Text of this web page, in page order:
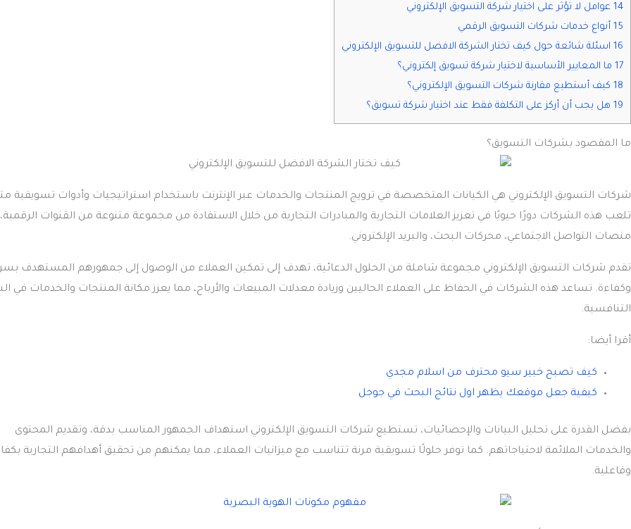
14 عوامل لا تؤثر على اختيار شركة التسويق الإلكتروني
15 أنواع خدمات شركات التسويق الرقمي
16 اسئلة شائعة حول كيف تختار الشركة الافضل للتسويق الإلكتروني
17 ما المعايير الأساسية لاختيار شركة تسويق إلكتروني؟
18 كيف أستطيع مقارنة شركات التسويق الإلكتروني؟
19 هل يجب أن أركز على التكلفة فقط عند اختيار شركة تسويق؟
ما المقصود بشركات التسويق؟
شركات التسويق الإلكتروني هي الكيانات المتخصصة في ترويج المنتجات والخدمات عبر الإنترنت باستخدام استراتيجيات وأدوات تسويقية
تلعب هذه الشركات دورًا حيويًا في تعزيز العلامات التجارية والمبادرات التجارية من خلال الاستفادة من مجموعة متنوعة من القنوات
منصات التواصل الاجتماعي، محركات البحث، والبريد الإلكتروني.
تقدم شركات التسويق الإلكتروني مجموعة شاملة من الحلول الدعائية، تهدف إلى تمكين العملاء من الوصول إلى جمهورهم المستهدف
وكفاءة. تساعد هذه الشركات في الحفاظ على العملاء الحاليين وزيادة معدلات المبيعات والأرباح، مما يعزز مكانة المنتجات والخدمات في
التنافسية.
أقرا أيضا:
كيف تصبح خبير سيو محترف من اسلام مجدي
كيفية جعل موقعك يظهر اول نتائج البحث في جوجل
بفضل القدرة على تحليل البيانات والإحصائيات، تستطيع شركات التسويق الإلكتروني استهداف الجمهور المناسب بدقة، وتقديم المحتوى
والخدمات الملائمة لاحتياجاتهم. كما توفر حلولًا تسويقية مرنة تتناسب مع ميزانيات العملاء، مما يمكنهم من تحقيق أهدافهم التجارية
وفاعلية.